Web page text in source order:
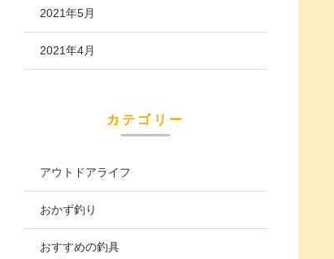
2021年5月
2021年4月
カテゴリー
アウトドアライフ
おかず釣り
おすすめの釣具